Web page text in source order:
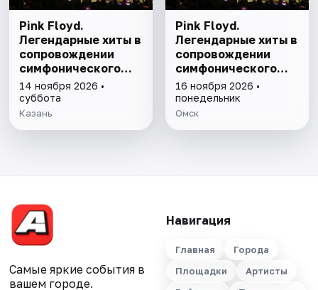
Pink Floyd.
Легендарные хиты в
сопровождении
симфонического
оркестра
14 ноября 2026 •
суббота
Казань
Pink Floyd.
Легендарные хиты в
сопровождении
симфонического
оркестра
16 ноября 2026 •
понедельник
Омск
Самые яркие события в
вашем городе.
Навигация
Главная
Города
Площадки
Артисты